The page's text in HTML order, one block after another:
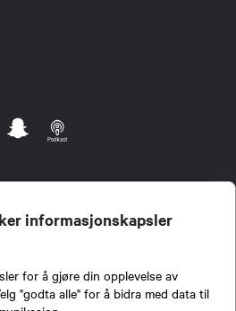
informasjonskapsler
for å gjøre din opplevelse av
"godta alle" for å bidra med data til
miljøene for formidling av kunnskap om jakt og
organisasjon, men har et sterkt jakt-, fiske-, og